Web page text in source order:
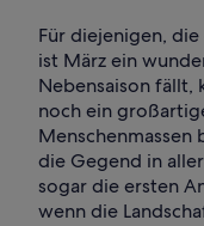
Für diejenigen,
ist März ein
Nebensaison fällt,
noch ein
Menschenmassen
die Gegend in
sogar die ersten
wenn die